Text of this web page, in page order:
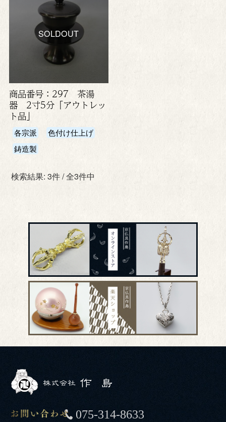
SOLDOUT
商品番号：297 茶湯
器 2寸5分「アウトレッ
ト品」
各宗派
色付け仕上げ
鋳造製
検索結果: 3件 / 全3件中
075-314-8633